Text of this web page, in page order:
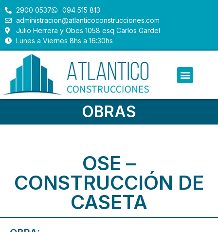
2900 0537
094 515 813
administracion@atlanticoconstrucciones.com
Julio Herrera y Obes 1058 esq Carlos Gardel
Lunes a Viernes 8hs a 16:30hs
OBRAS
OSE –
CONSTRUCCIÓN DE
CASETA